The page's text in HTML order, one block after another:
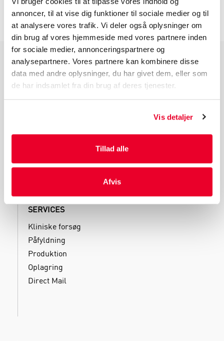
annoncer, til at vise dig funktioner til sociale medier og til
at analysere vores trafik. Vi deler også oplysninger om
din brug af vores hjemmeside med vores partnere inden
for sociale medier, annonceringspartnere og
analysepartnere. Vores partnere kan kombinere disse
data med andre oplysninger, du har givet dem, eller som
de har indsamlet fra din brug af deres tjenester.
Vis detaljer
Tillad alle
Afvis
INFORMATION FØR DU BESTILLLER
PRODUKTGRUPPER
Industri Emballage
Reklame Emballage
SERVICES
Kliniske forsøg
Påfyldning
Produktion
Oplagring
Direct Mail